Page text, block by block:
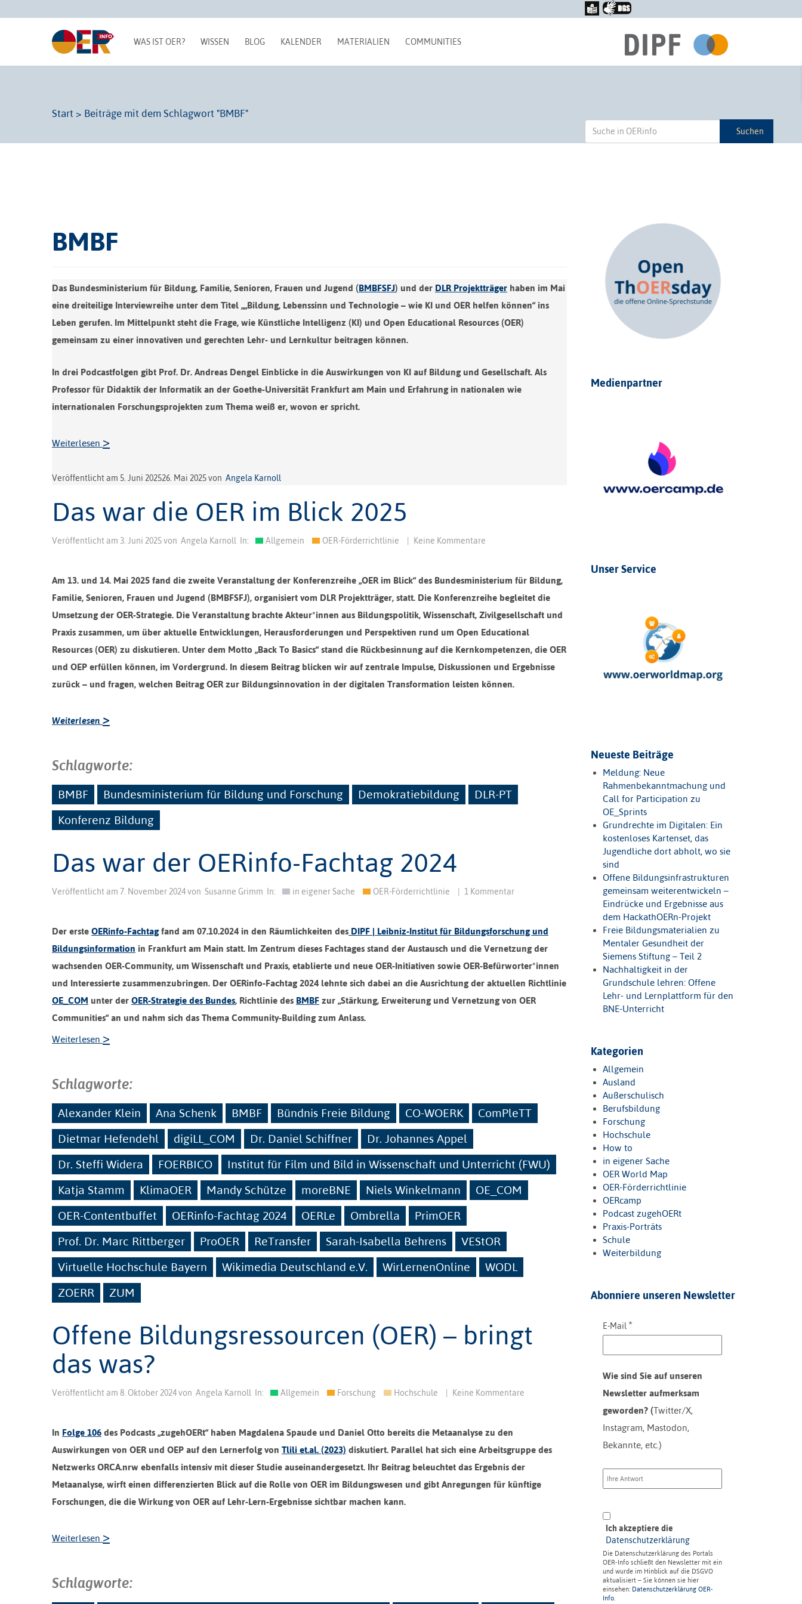
WAS IST OER? WISSEN BLOG KALENDER MATERIALIEN COMMUNITIES
Start > Beiträge mit dem Schlagwort "BMBF"
Suchen
BMBF
Das Bundesministerium für Bildung, Familie, Senioren, Frauen und Jugend (BMBFSFJ) und der DLR Projektträger haben im Mai
eine dreiteilige Interviewreihe unter dem Titel „„Bildung, Lebenssinn und Technologie – wie KI und OER helfen können“ ins
Leben gerufen. Im Mittelpunkt steht die Frage, wie Künstliche Intelligenz (KI) und Open Educational Resources (OER)
gemeinsam zu einer innovativen und gerechten Lehr- und Lernkultur beitragen können.
In drei Podcastfolgen gibt Prof. Dr. Andreas Dengel Einblicke in die Auswirkungen von KI auf Bildung und Gesellschaft. Als
Professor für Didaktik der Informatik an der Goethe-Universität Frankfurt am Main und Erfahrung in nationalen wie
internationalen Forschungsprojekten zum Thema weiß er, wovon er spricht.
Weiterlesen >
Veröffentlicht am 5. Juni 202526. Mai 2025von Angela Karnoll
Das war die OER im Blick 2025
Veröffentlicht am 3. Juni 2025von Angela Karnoll In: Allgemein OER-Förderrichtlinie Keine Kommentare
Am 13. und 14. Mai 2025 fand die zweite Veranstaltung der Konferenzreihe „OER im Blick“ des Bundesministerium für Bildung,
Familie, Senioren, Frauen und Jugend (BMBFSFJ), organisiert vom DLR Projektträger, statt. Die Konferenzreihe begleitet die
Umsetzung der OER-Strategie. Die Veranstaltung brachte Akteur*innen aus Bildungspolitik, Wissenschaft, Zivilgesellschaft und
Praxis zusammen, um über aktuelle Entwicklungen, Herausforderungen und Perspektiven rund um Open Educational
Resources (OER) zu diskutieren. Unter dem Motto „Back To Basics“ stand die Rückbesinnung auf die Kernkompetenzen, die OER
und OEP erfüllen können, im Vordergrund. In diesem Beitrag blicken wir auf zentrale Impulse, Diskussionen und Ergebnisse
zurück – und fragen, welchen Beitrag OER zur Bildungsinnovation in der digitalen Transformation leisten können.
Weiterlesen >
Schlagworte:
BMBF Bundesministerium für Bildung und Forschung Demokratiebildung
DLR-PT
Konferenz Bildung
Das war der OERinfo-Fachtag 2024
Veröffentlicht am 7. November 2024von Susanne Grimm In: in eigener Sache OER-Förderrichtlinie 1 Kommentar
Der erste OERinfo-Fachtagfand am 07.10.2024 in den Räumlichkeiten des DIPF | Leibniz-Institut für Bildungsforschung und
Bildungsinformation in Frankfurt am Main statt. Im Zentrum dieses Fachtages stand der Austausch und die Vernetzung der
wachsenden OER-Community, um Wissenschaft und Praxis, etablierte und neue OER-Initiativen sowie OER-Befürworter*innen
und Interessierte zusammenzubringen. Der OERinfo-Fachtag 2024 lehnte sich dabei an die Ausrichtung der aktuellen Richtlinie
OE_COM unter der OER-Strategie des Bundes, Richtlinie des BMBF zur „Stärkung, Erweiterung und Vernetzung von OER
Communities“ an und nahm sich das Thema Community-Building zum Anlass.
Weiterlesen >
Schlagworte:
Alexander Klein Ana Schenk BMBF Bündnis Freie Bildung CO-WOERK
ComPleTT
Dietmar Hefendehl
digiLL_COM Dr. Daniel Schiffner
Dr. Johannes Appel
Dr. Steffi Widera
FOERBICO
Institut für Film und Bild in Wissenschaft und Unterricht (FWU)
Katja Stamm
KlimaOER Mandy Schütze moreBNE Niels Winkelmann
OE_COM
OER-Contentbuffet
OERinfo-Fachtag 2024 OERLe Ombrella
PrimOER
Prof. Dr. Marc Rittberger
ProOER ReTransfer Sarah-Isabella Behrens
VEStOR
Virtuelle Hochschule Bayern
Wikimedia Deutschland e.V. WirLernenOnline
WODL
ZOERR
ZUM
Offene Bildungsressourcen (OER) – bringt
das was?
Veröffentlicht am 8. Oktober 2024von Angela Karnoll In: Allgemein Forschung Hochschule Keine Kommentare
In Folge 106 des Podcasts „zugehOERt“ haben Magdalena Spaude und Daniel Otto bereits die Metaanalyse zu den
Auswirkungen von OER und OEP auf den Lernerfolg von Tlili et.al. (2023) diskutiert. Parallel hat sich eine Arbeitsgruppe des
Netzwerks ORCA.nrw ebenfalls intensiv mit dieser Studie auseinandergesetzt. Ihr Beitrag beleuchtet das Ergebnis der
Metaanalyse, wirft einen differenzierten Blick auf die Rolle von OER im Bildungswesen und gibt Anregungen für künftige
Forschungen, die die Wirkungvon OER auf Lehr-Lern-Ergebnisse sichtbar machen kann.
Weiterlesen >
Schlagworte:
Medienpartner
Unser Service
Neueste Beiträge
Meldung: Neue
Rahmenbekanntmachung und
Call for Participation zu
OE_Sprints
Grundrechte im Digitalen: Ein
kostenloses Kartenset, das
Jugendliche dort abholt, wo sie
sind
Offene Bildungsinfrastrukturen
gemeinsam weiterentwickeln –
Eindrücke und Ergebnisse aus
dem HackathOERn-Projekt
Freie Bildungsmaterialien zu
Mentaler Gesundheit der
Siemens Stiftung – Teil 2
Nachhaltigkeit in der
Grundschule lehren: Offene
Lehr- und Lernplattform für den
BNE-Unterricht
Kategorien
Allgemein
Ausland
Außerschulisch
Berufsbildung
Forschung
Hochschule
How to
in eigener Sache
OER World Map
OER-Förderrichtlinie
OERcamp
Podcast zugehOERt
Praxis-Porträts
Schule
Weiterbildung
Abonniere unseren Newsletter
E-Mail *
Wie sind Sie auf unseren
Newsletter aufmerksam
geworden? (Twitter/X,
Instagram, Mastodon,
Bekannte, etc.)
Ich akzeptiere die
Datenschutzerklärung
Die Datenschutzerklärung des Portals
OER-Info schließt den Newsletter mit ein
und wurde im Hinblick auf die DSGVO
aktualisiert – Sie können sie hier
einsehen: Datenschutzerklärung OER-
Info.